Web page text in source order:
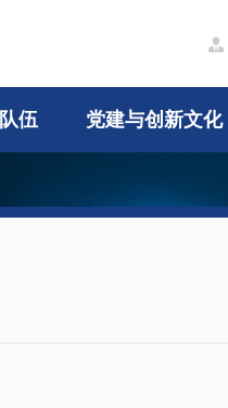

伍 党建与创新文化